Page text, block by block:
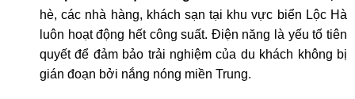
hè, các nhà hàng, khách sạn tại khu vực biển Lộc Hà
luôn hoạt động hết công suất. Điện năng là yếu tố tiên
quyết để đảm bảo trải nghiệm của du khách không bị
gián đoạn bởi nắng nóng miền Trung.